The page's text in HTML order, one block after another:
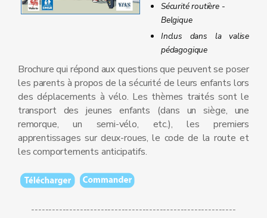
Sécurité routière -
Belgique
Inclus dans la valise
pédagogique
Brochure qui répond aux questions que peuvent se poser
les parents à propos de la sécurité de leurs enfants lors
des déplacements à vélo. Les thèmes traités sont le
transport des jeunes enfants (dans un siège, une
remorque, un semi-vélo, etc.), les premiers
apprentissages sur deux-roues, le code de la route et
les comportements anticipatifs.
-----------------------------------------------------------